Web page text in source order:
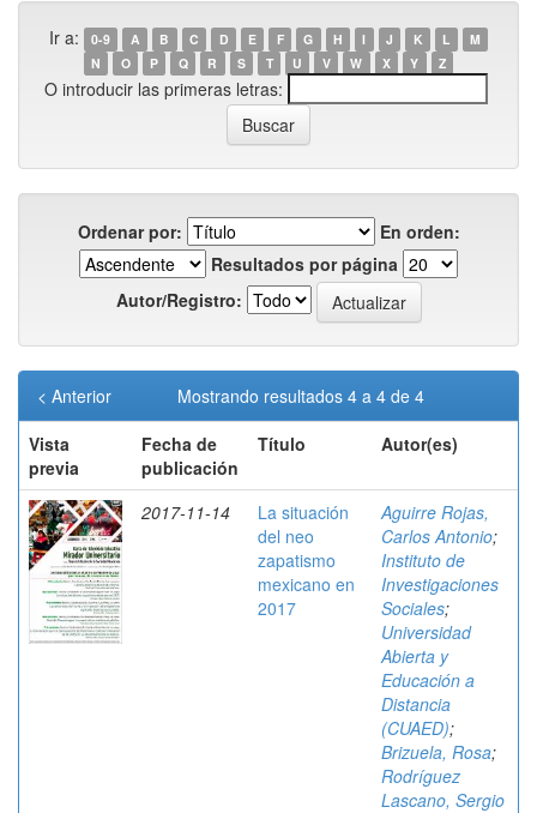
Ir a: 0-9 A B C D E F G H I J K L
M
N
O P Q R S T U V W X Y Z
O introducir las primeras letras:
Ordenar por:
En orden:
Resultados por página
Autor/Registro:
Mostrando resultados 4 a 4 de 4
< Anterior
Vista
previa
Fecha de
publicación
Título Autor(es)
2017-11-14
La situación
del neo
zapatismo
mexicano en
2017
Aguirre Rojas,
Carlos Antonio;
Instituto de
Investigaciones
Sociales;
Universidad
Abierta y
Educación a
Distancia
(CUAED);
Brizuela, Rosa;
Rodríguez
Lascano, Sergio